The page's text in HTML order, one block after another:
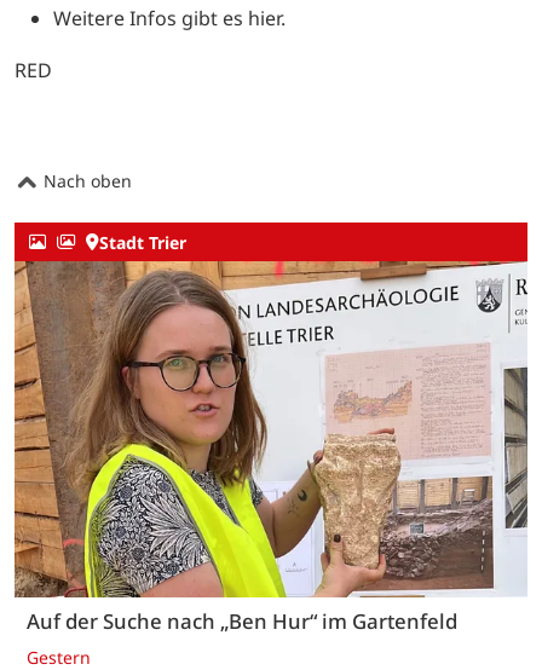
Weitere Infos gibt es hier.
RED
Nach oben
Stadt Trier
Auf der Suche nach „Ben Hur“ im Gartenfeld
Gestern